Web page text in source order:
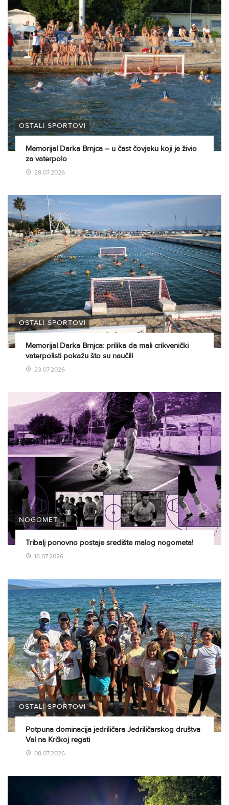
OSTALI SPORTOVI
Memorijal Darka Brnjca – u čast čovjeku koji je živio
za vaterpolo
28.07.2026
OSTALI SPORTOVI
Memorijal Darka Brnjca: prilika da mali crikvenički
vaterpolisti pokažu što su naučili
23.07.2026
NOGOMET
Tribalj ponovno postaje središte malog nogometa!
16.07.2026
OSTALI SPORTOVI
Potpuna dominacija jedriličara Jedriličarskog društva
Val na Krčkoj regati
08.07.2026